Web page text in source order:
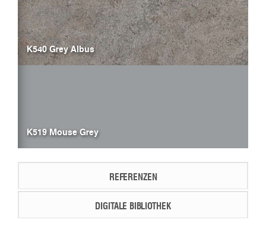
K540 Grey Albus
K519 Mouse Grey
REFERENZEN
DIGITALE BIBLIOTHEK